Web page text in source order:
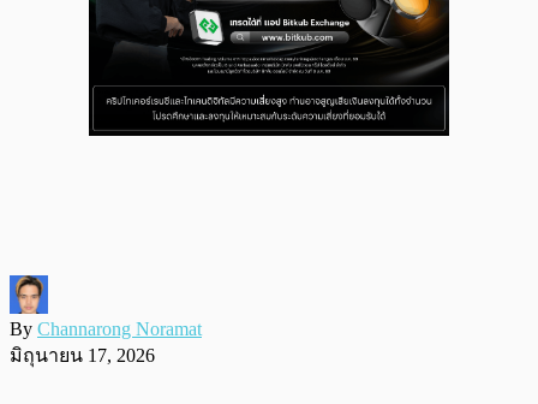
By Channarong Noramat
มิถุนายน 17, 2026